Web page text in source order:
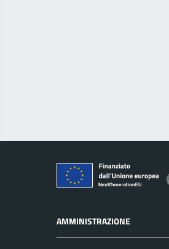
AMMINISTRAZIONE